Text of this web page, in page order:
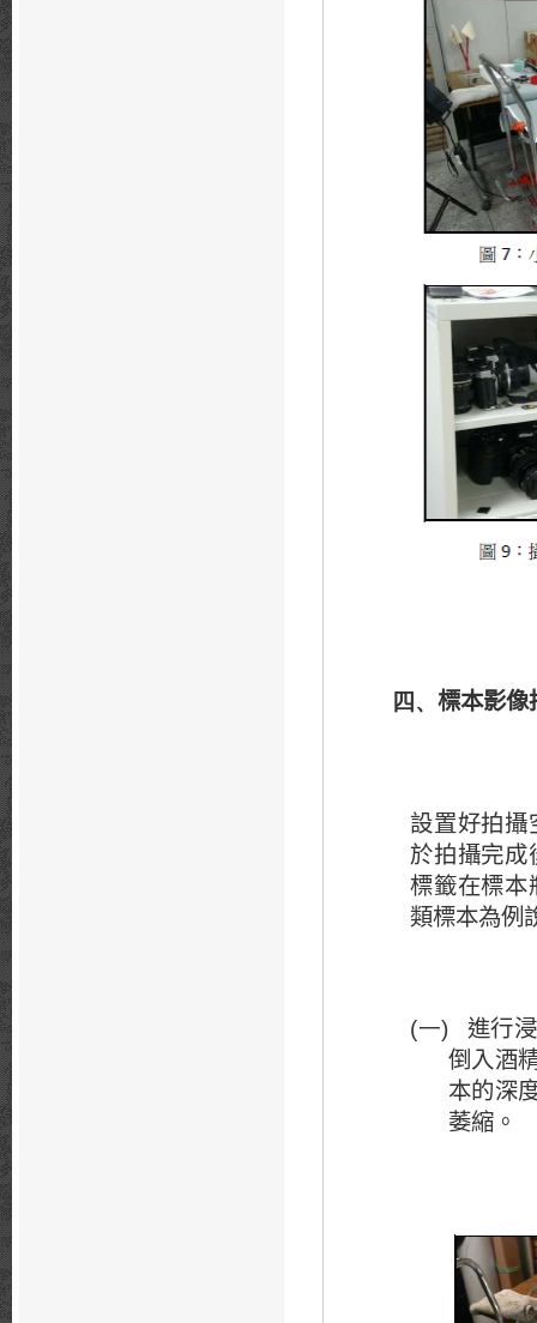
四、標本影像
設置好拍
於拍攝完
標籤在標本
類標本為例
(一) 進行
倒入酒
本的深
萎縮。